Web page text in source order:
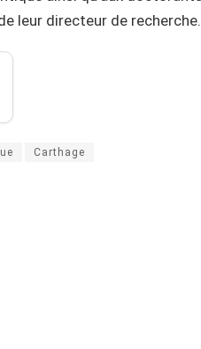
leur directeur de recherche.
Carthage